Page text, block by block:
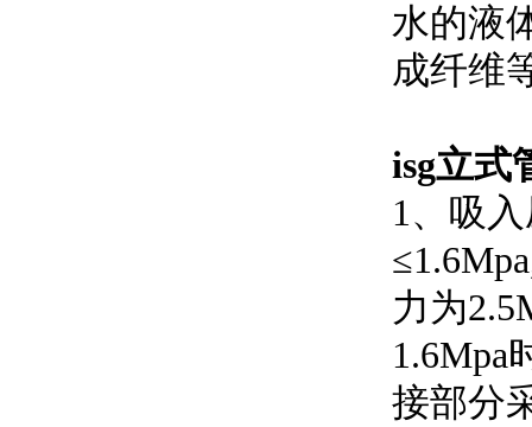
水的液体
成纤维等
isg立式
1、
力为
1.6Mpa
接部分